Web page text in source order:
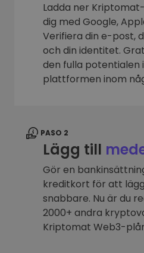
Ladda ner
dig med Google,
Verifiera din e-post,
och din identitet.
den fulla potentialen
plattformen inom
PASO 2
Lägg till
Gör en
kreditkort för att
snabbare. Nu är du
2000+ andra
Kriptomat Web3-